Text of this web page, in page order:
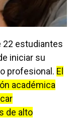
22 estudiantes
iniciar su
profesional. El
académica
de alto